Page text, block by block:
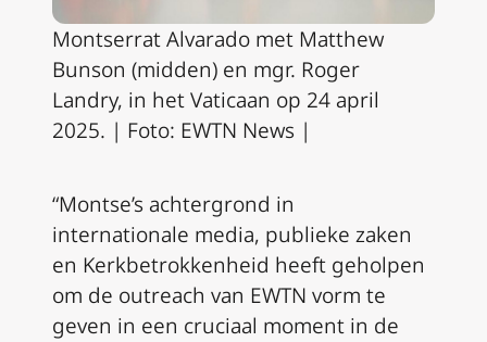
Montserrat Alvarado met Matthew
Bunson (midden) en mgr. Roger
Landry, in het Vaticaan op 24 april
2025. | Foto: EWTN News |
“Montse’s achtergrond in
internationale media, publieke zaken
en Kerkbetrokkenheid heeft geholpen
om de outreach van EWTN vorm te
geven in een cruciaal moment in de